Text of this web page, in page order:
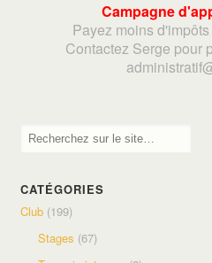
Campagne
Payez moins
Contactez Serge pour
adminis
CATÉGORIES
Club (199)
Stages (67)